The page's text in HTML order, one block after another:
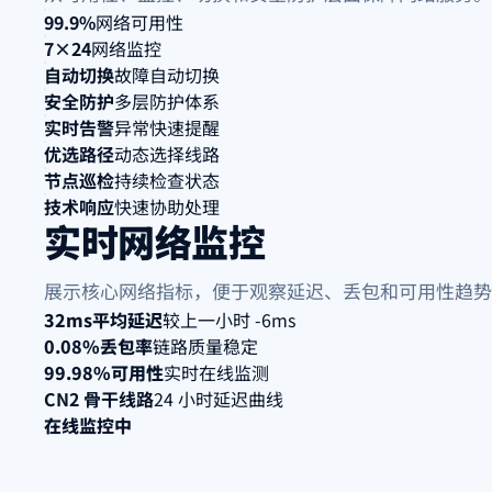
99.9%网络可用性
7×24网络监控
自动切换故障自动切换
安全防护多层防护体系
实时告警异常快速提醒
优选路径动态选择线路
节点巡检持续检查状态
技术响应快速协助处理
实时网络监控
展示核心网络指标，便于观察延迟、丢包和可用性趋
32ms平均延迟较上一小时 -6ms
0.08%丢包率链路质量稳定
99.98%可用性实时在线监测
CN2 骨干线路24 小时延迟曲线
在线监控中